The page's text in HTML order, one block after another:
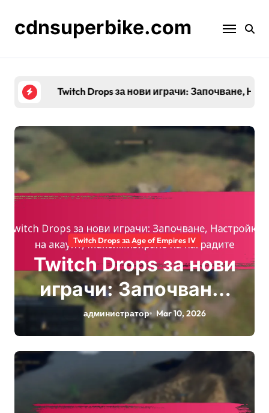
contentcdnsuperbike.com
Twitch Drops за нови играчи: Започване,
Twitch Drops за Age of Empires IV
Twitch Drops за нови
играчи: Започване,
Настройка на
акаунт,
Максимизиране на
наградите
администратор Mar 10, 2026